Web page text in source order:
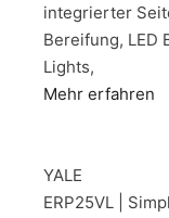
integrierter
Bereifung, LED
Lights,
Mehr erfahren
YALE
ERP25VL |